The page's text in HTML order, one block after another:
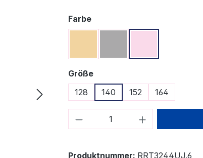
Farbeauswählen
Größeauswählen
128
140 152 164
Produkt Anzahl: Gib
Produktnummer: RRT3244UJ.6